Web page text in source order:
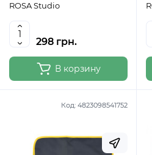
ROSA Studio
298 грн.
В корзину
Код: 4823098541752